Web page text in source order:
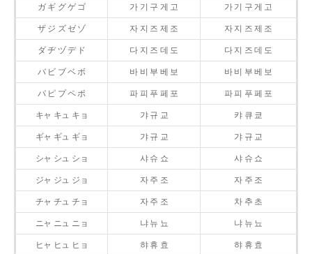
ガ ギ グ ゲ ゴ 가 기 구 게 고 가 기 구 게 고
ザ ジ ズ ゼ ゾ 자 지 즈 제 조 자 지 즈 제 조
ダ ヂ ヅ デ ド 다 지 즈 데 도 다 지 즈 데 도
バ ビ ブ ベ ボ 바 비 부 베 보 바 비 부 베 보
パ ピ プ ペ ポ 파 피 푸 페 포 파 피 푸 페 포
キャ キュ キョ 갸 규 교 캬 큐 쿄
ギャ ギュ ギョ 갸 규 교 갸 규 교
シャ シュ ショ 샤 슈 쇼 샤 슈 쇼
ジャ ジュ ジョ 자 주 조 자 주 조
チャ チュ チョ 자 주 조 차 추 초
ニャ ニュ ニョ 냐 뉴 뇨 냐 뉴 뇨
ヒャ ヒュ ヒョ 햐 휴 효 햐 휴 효